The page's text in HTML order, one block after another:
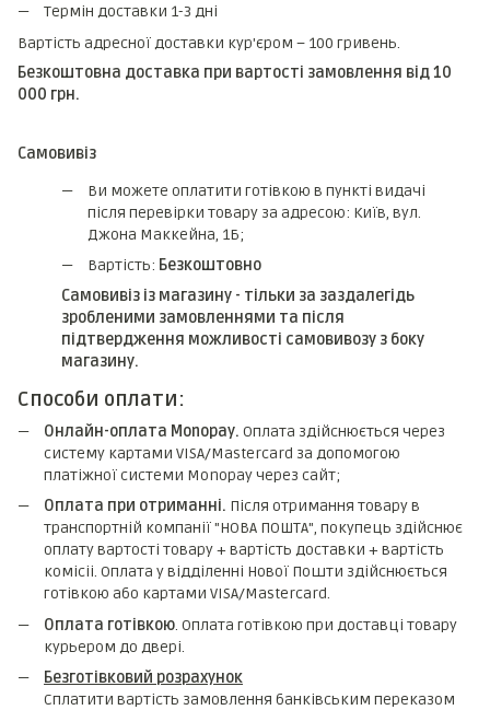
Термін доставки 1-3 дні
Вартість адресної доставки кур'єром – 100 гривень.
Безкоштовна доставка при вартості замовлення від 10
000 грн.
Самовивіз
Ви можете оплатити готівкою в пункті видачі
після перевірки товару за адресою: Київ, вул.
Джона Маккейна, 1Б;
Вартість: Безкоштовно
Самовивіз із магазину - тільки за заздалегідь
зробленими замовленнями та після
підтвердження можливості самовивозу з боку
магазину.
Способи оплати:
Онлайн-оплата Monopay. Оплата здійснюється через
систему картами VISA/Mastercard за допомогою
платіжної системи Monopay через сайт;
Оплата при отриманні. Після отримання товару в
транспортній компанії "НОВА ПОШТА", покупець здійснює
оплату вартості товару + вартість доставки + вартість
комicii. Оплата у відділенні Нової Пошти здійснюється
готівкою або картами VISA/Mastercard.
Оплата готівкою. Оплата готівкою при доставці товару
курьером до двері.
Безготівковий розрахунок
Сплатити вартість замовлення банківським переказом